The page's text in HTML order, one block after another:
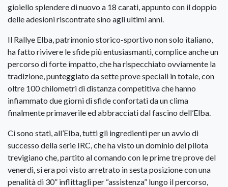
gioiello splendere di nuovo a 18 carati, appunto con il doppio
delle adesioni riscontrate sino agli ultimi anni.
Il Rallye Elba, patrimonio storico-sportivo non solo italiano,
ha fatto rivivere le sfide più entusiasmanti, complice anche un
percorso di forte impatto, che ha rispecchiato ovviamente la
tradizione, punteggiato da sette prove speciali in totale, con
oltre 100 chilometri di distanza competitiva che hanno
infiammato due giorni di sfide confortati da un clima
finalmente primaverile ed abbracciati dal fascino dell’Elba.
Ci sono stati, all’Elba, tutti gli ingredienti per un avvio di
successo della serie IRC, che ha visto un dominio del pilota
trevigiano che, partito al comando con le prime tre prove del
venerdì, si era poi visto arretrato in sesta posizione con una
penalità di 30” inflittagli per “assistenza” lungo il percorso,